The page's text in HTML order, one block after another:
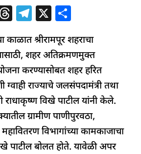
T
re
a
d
s
T
el
e
g
ra
m
X
ar
e
श्रीरामपूर शहराचा
शहर अतिक्रमणमुक्त
करण्यासोबत शहर हरित
राज्याचे जलसंपदामंत्री तथा
राधाकृष्ण विखे पाटील यांनी केले.
ग्रामीण पाणीपुरवठा,
विभागांच्या कामकाजाचा
पाटील बोलत होते. यावेळी अपर